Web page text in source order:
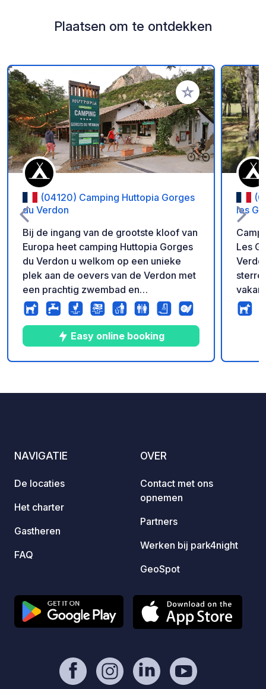
Plaatsen om te ontdekken
Voeg toe aan je
(04120) Camping Huttopia Gorges
du Verdon
Bij de ingang van de grootste kloof van
Europa heet camping Huttopia Gorges
du Verdon u welkom op een unieke
plek aan de oevers van de Verdon met
een prachtig zwembad en
privétoegang tot het strand. Het ideale
basiskamp om te genieten van
buitenactiviteiten en spannende
wildwatersporten. Neem een duik in de
zwembaden (waarvan er één
Easy online booking
les
Les
sterren
11
NAVIGATIE
De locaties
Het charter
Gastheren
FAQ
OVER
Contact met ons
opnemen
Partners
Werken bij park4night
GeoSpot